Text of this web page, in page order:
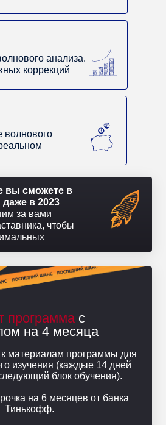
вы сможете в
в 2023
за вами
чтобы
программас
на 4 месяца
к материалам программы для
изучения (каждые 14 дней
блок обучения).
на 6 месяцев от банка
Тинькофф.
анализа.
коррекций
волнового